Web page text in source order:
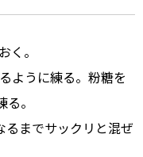
く。
ように練る。粉糖を
。
るまでサックリと混ぜ